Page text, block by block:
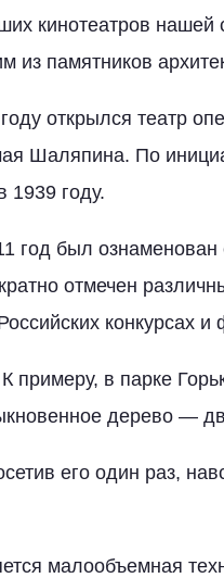
кинотеатров
из памятников
открылся театр
Шаляпина. По
1939 году.
год был
отмечен
конкурсах и
в парке
дерево —
его один раз,
малообъемная